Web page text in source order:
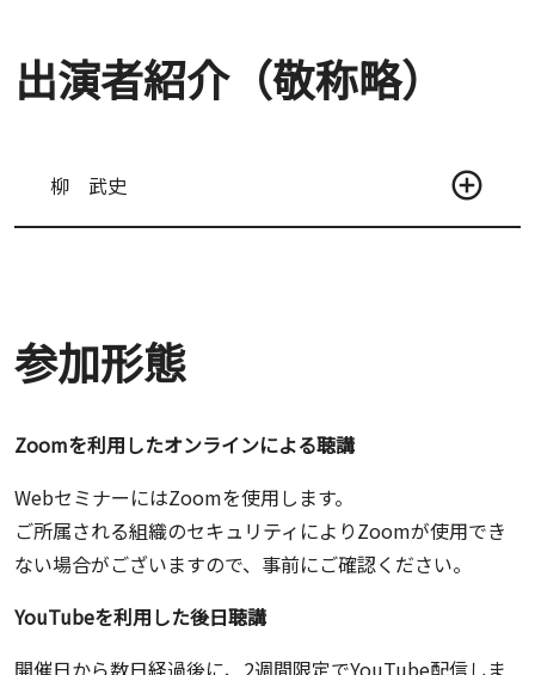
出演者紹介（敬称略）
柳 武史
参加形態
Zoomを利用したオンラインによる聴講
WebセミナーにはZoomを使用します。
ご所属される組織のセキュリティによりZoomが使用でき
ない場合がございますので、事前にご確認ください。
YouTubeを利用した後日聴講
開催日から数日経過後に、2週間限定でYouTube配信しま